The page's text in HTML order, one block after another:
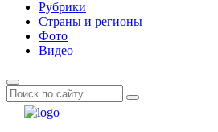
Рубрики
Страны и регионы
Фото
Видео